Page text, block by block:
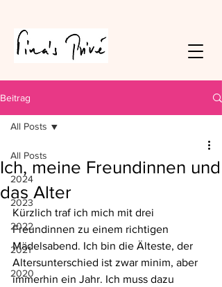
Beitrag
All Posts
2024
2023
2022
2021
2020
All Posts
Ich, meine Freundinnen und
das Alter
Kürzlich traf ich mich mit drei
Freundinnen zu einem richtigen
Mädelsabend. Ich bin die Älteste, der
Altersunterschied ist zwar minim, aber
immerhin ein Jahr. Ich muss dazu